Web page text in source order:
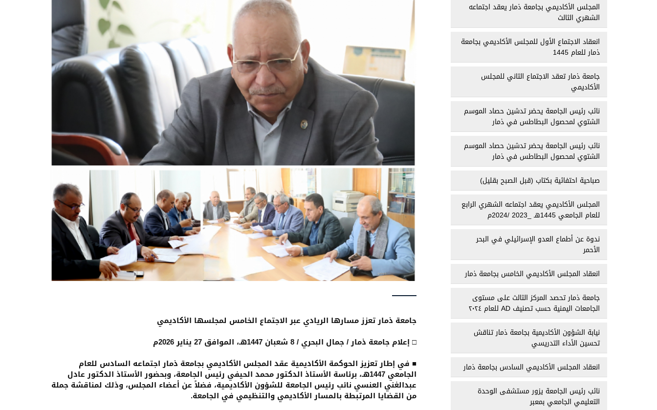
جامعة ذمار تعزز مسارها الريادي عبر الاجتماع الخامس لمجلسها الأكاديمي
□ إعلام جامعة ذمار / جمال البحري / 8 شعبان 1447هـ، الموافق 27 يناير 2026م
■ في إطار تعزيز الحوكمة الأكاديمية عقد المجلس الأكاديمي بجامعة ذمار اجتماعه السادس للعام
الجامعي 1447هـ، برئاسة الأستاذ الدكتور محمد الحيفي رئيس الجامعة، وبحضور الأستاذ الدكتور عادل
عبدالغني العنسي نائب رئيس الجامعة للشؤون الأكاديمية، فضلاً عن أعضاء المجلس، وذلك لمناقشة جملة
من القضايا المرتبطة بالمسار الأكاديمي والتنظيمي في الجامعة.
المجلس الأكاديمي بجامعة ذمار يعقد اجتماعه
الشهري الثالث
انعقاد الاجتماع الأول للمجلس الأكاديمي بجامعة
ذمار للعام 1445
جامعة ذمار تعقد الاجتماع الثاني للمجلس
الأكاديمي
نائب رئيس الجامعة يحضر تدشين حصاد الموسم
الشتوي لمحصول البطاطس في ذمار
نائب رئيس الجامعة يحضر تدشين حصاد الموسم
الشتوي لمحصول البطاطس في ذمار
صباحية احتفائية بكتاب (قبل الصبح بقليل)
المجلس الأكاديمي يعقد اجتماعه الشهري الرابع
للعام الجامعي 1445هـ _2023 /2024م
ندوة عن أطماع العدو الإسرائيلي في البحر
الأحمر
انعقاد المجلس الأكاديمي الخامس بجامعة ذمار
جامعة ذمار تحصد المركز الثالث على مستوى
الجامعات اليمنية حسب تصنيف AD للعام ٢٠٢٤
نيابة الشؤون الأكاديمية بجامعة ذمار تناقش
تحسين الأداء التدريسي
انعقاد المجلس الأكاديمي السادس بجامعة ذمار
نائب رئيس الجامعة يزور مستشفى الوحدة
التعليمي الجامعي بمعبر